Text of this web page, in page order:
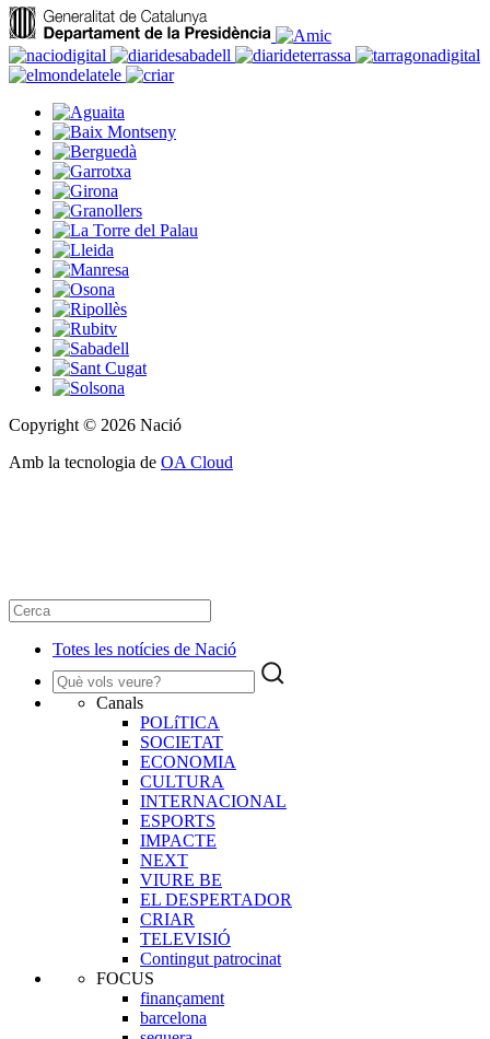
Copyright © 2026 Nació
Amb la tecnologia de OA Cloud
Totes les notícies de Nació
Canals
POLíTICA
SOCIETAT
ECONOMIA
CULTURA
INTERNACIONAL
ESPORTS
IMPACTE
NEXT
VIURE BE
EL DESPERTADOR
CRIAR
TELEVISIÓ
Contingut patrocinat
FOCUS
finançament
barcelona